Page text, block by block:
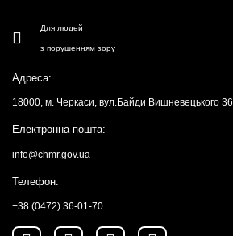
Для людей
з порушенням зору
Адреса:
18000, м. Черкаси, вул.Байди Вишневецького 36
Електронна пошта:
info@chmr.gov.ua
Телефон:
+38 (0472) 36-01-70